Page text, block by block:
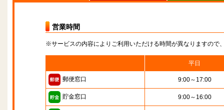
営業時間
※サービスの内容によりご利用いただける時間が異なりますので
平日
郵便窓口 9:00～17:00
貯金窓口 9:00～16:00